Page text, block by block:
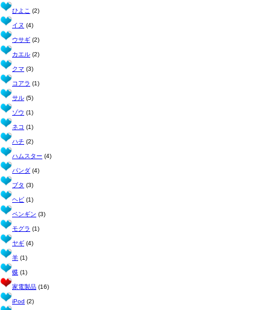
ひよこ (2)
イヌ (4)
ウサギ (2)
カエル (2)
クマ (3)
コアラ (1)
サル (5)
ゾウ (1)
ネコ (1)
ハチ (2)
ハムスター (4)
パンダ (4)
ブタ (3)
ヘビ (1)
ペンギン (3)
モグラ (1)
ヤギ (4)
羊 (1)
蝶 (1)
家電製品 (16)
iPod (2)